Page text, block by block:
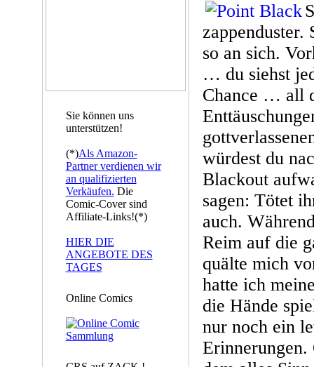
Sie können uns
unterstützen!
(*)Als Amazon-
Partner verdienen wir
an qualifizierten
Verkäufen. Die
Comic-Cover sind
Affiliate-Links!(*)
HIER DIE
ANGEBOTE DES
TAGES
Online Comics
zappenduster.
so an sich.
… du siehst
Chance … all
würdest du
Blackout
sagen: Tötet
auch.
Reim auf die
quälte mich
hatte ich
die Hände
nur noch ein
Erinnerungen.